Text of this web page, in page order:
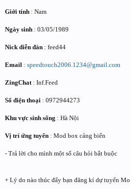
Giới tính : Nam
Ngày sinh : 03/05/1989
Nick diễn đàn : feed44
Email : speedtouch2006.1234@gmail.com
ZingChat : Inf.Feed
Số điện thoại : 0972944273
Khu vực sinh sống : Hà Nội
Vị trí ứng tuyển : Mod box cảng biển
- Trả lời cho mình một số câu hỏi bắt buộc
+ Lý do nào thúc đẩy bạn đăng kí dự tuyển